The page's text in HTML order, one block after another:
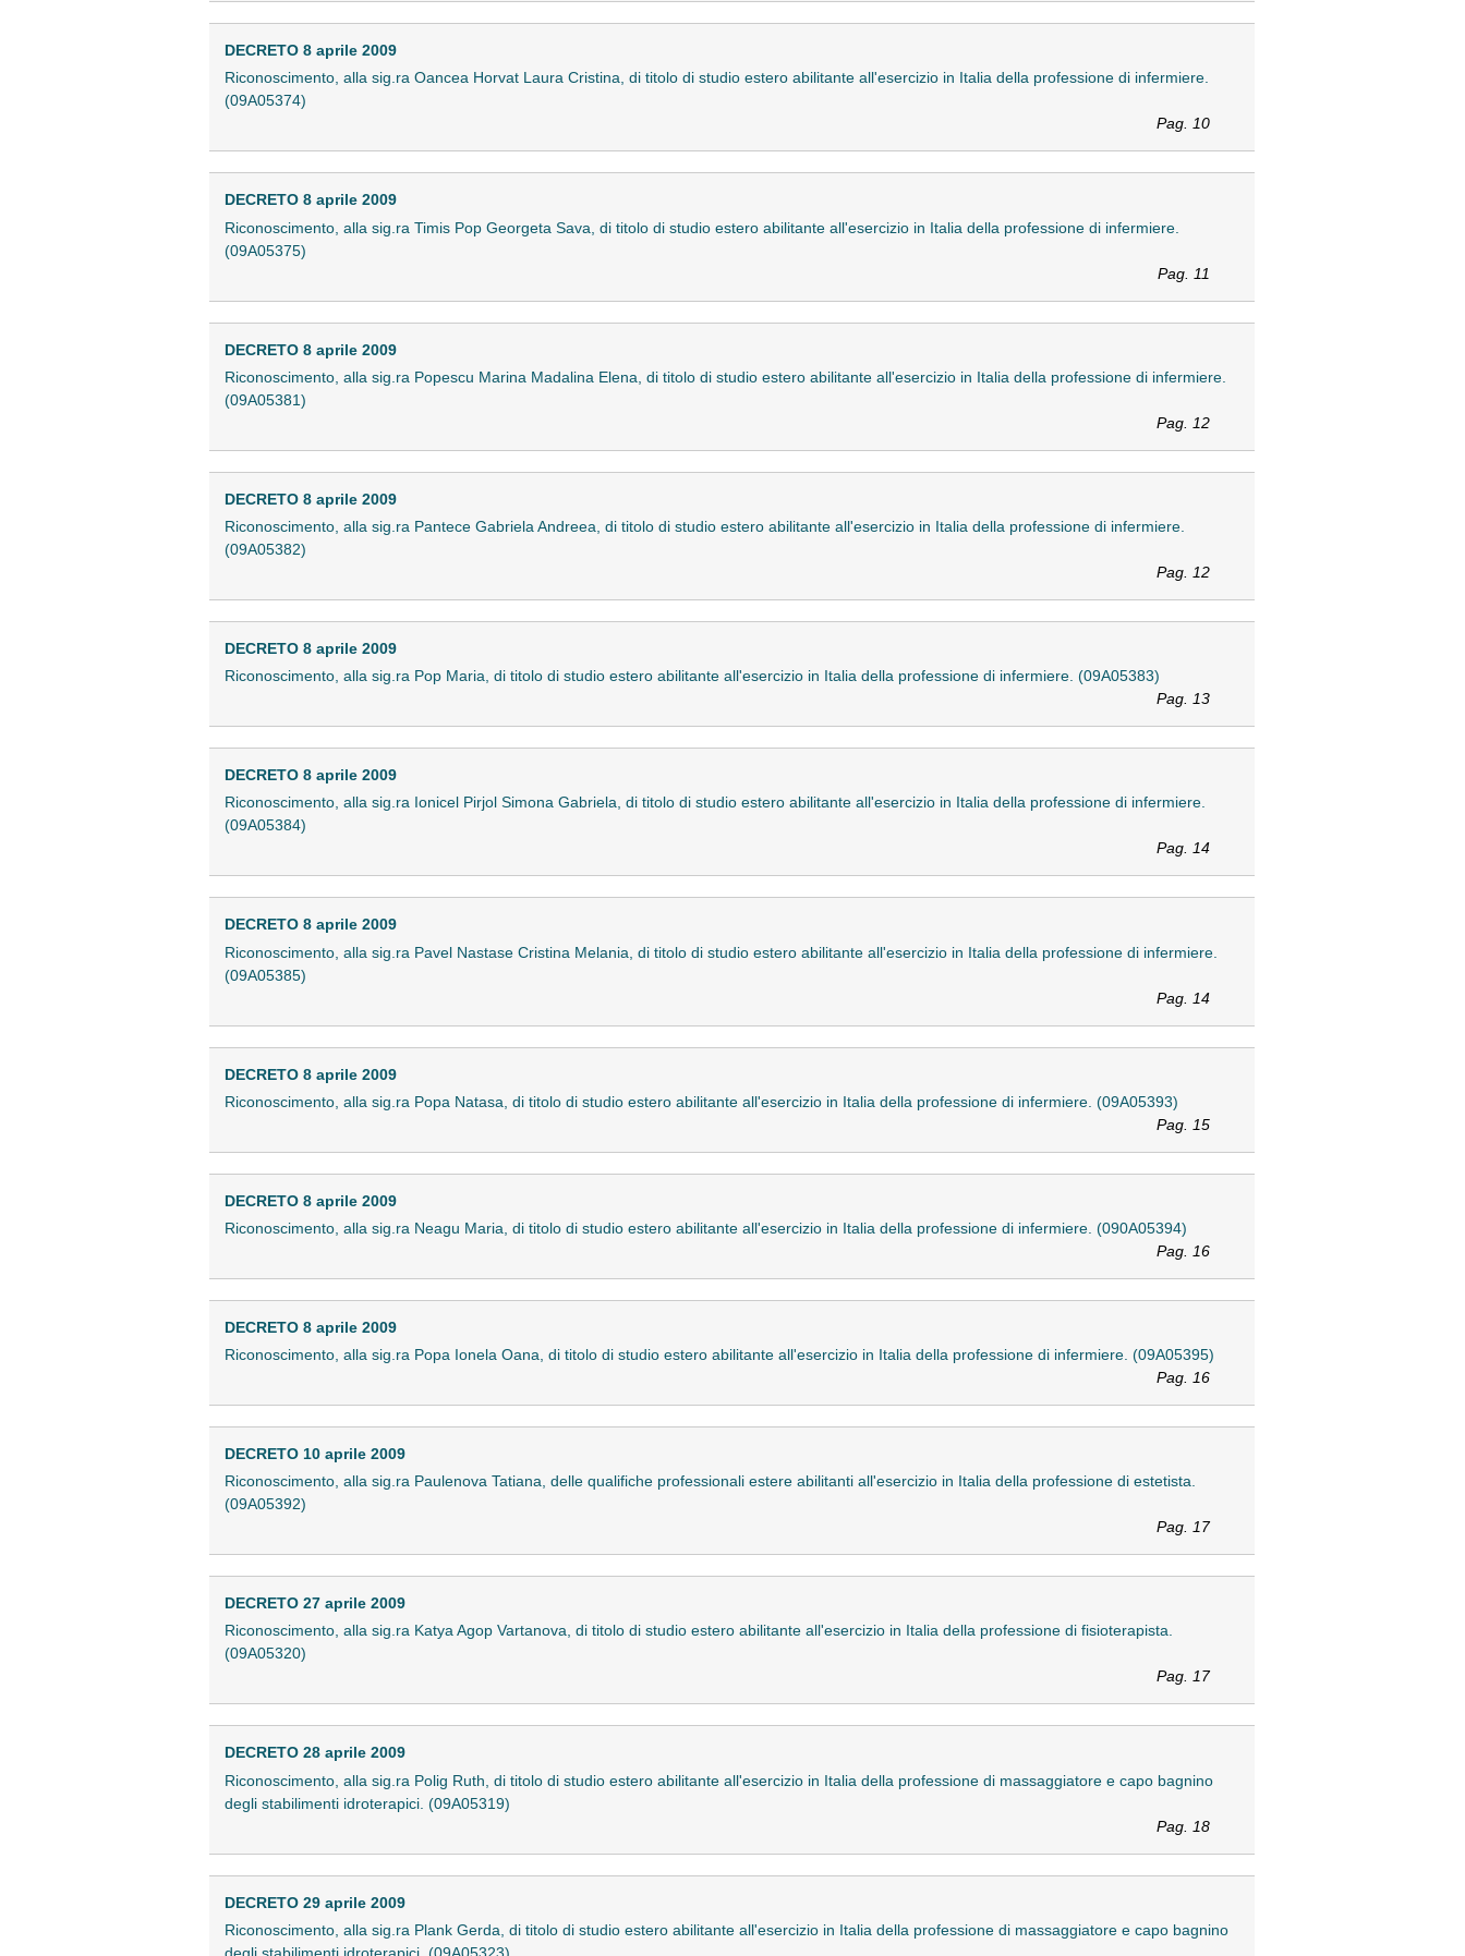
DECRETO 8 aprile 2009
Riconoscimento, alla sig.ra Oancea Horvat Laura Cristina, di titolo di studio estero abilitante all'esercizio in Italia della professione di infermiere.
(09A05374)
Pag. 10
DECRETO 8 aprile 2009
Riconoscimento, alla sig.ra Timis Pop Georgeta Sava, di titolo di studio estero abilitante all'esercizio in Italia della professione di infermiere.
(09A05375)
Pag. 11
DECRETO 8 aprile 2009
Riconoscimento, alla sig.ra Popescu Marina Madalina Elena, di titolo di studio estero abilitante all'esercizio in Italia della professione di infermiere.
(09A05381)
Pag. 12
DECRETO 8 aprile 2009
Riconoscimento, alla sig.ra Pantece Gabriela Andreea, di titolo di studio estero abilitante all'esercizio in Italia della professione di infermiere.
(09A05382)
Pag. 12
DECRETO 8 aprile 2009
Riconoscimento, alla sig.ra Pop Maria, di titolo di studio estero abilitante all'esercizio in Italia della professione di infermiere. (09A05383)
Pag. 13
DECRETO 8 aprile 2009
Riconoscimento, alla sig.ra Ionicel Pirjol Simona Gabriela, di titolo di studio estero abilitante all'esercizio in Italia della professione di infermiere.
(09A05384)
Pag. 14
DECRETO 8 aprile 2009
Riconoscimento, alla sig.ra Pavel Nastase Cristina Melania, di titolo di studio estero abilitante all'esercizio in Italia della professione di infermiere.
(09A05385)
Pag. 14
DECRETO 8 aprile 2009
Riconoscimento, alla sig.ra Popa Natasa, di titolo di studio estero abilitante all'esercizio in Italia della professione di infermiere. (09A05393)
Pag. 15
DECRETO 8 aprile 2009
Riconoscimento, alla sig.ra Neagu Maria, di titolo di studio estero abilitante all'esercizio in Italia della professione di infermiere. (090A05394)
Pag. 16
DECRETO 8 aprile 2009
Riconoscimento, alla sig.ra Popa Ionela Oana, di titolo di studio estero abilitante all'esercizio in Italia della professione di infermiere. (09A05395)
Pag. 16
DECRETO 10 aprile 2009
Riconoscimento, alla sig.ra Paulenova Tatiana, delle qualifiche professionali estere abilitanti all'esercizio in Italia della professione di estetista.
(09A05392)
Pag. 17
DECRETO 27 aprile 2009
Riconoscimento, alla sig.ra Katya Agop Vartanova, di titolo di studio estero abilitante all'esercizio in Italia della professione di fisioterapista.
(09A05320)
Pag. 17
DECRETO 28 aprile 2009
Riconoscimento, alla sig.ra Polig Ruth, di titolo di studio estero abilitante all'esercizio in Italia della professione di massaggiatore e capo bagnino
degli stabilimenti idroterapici. (09A05319)
Pag. 18
DECRETO 29 aprile 2009
Riconoscimento, alla sig.ra Plank Gerda, di titolo di studio estero abilitante all'esercizio in Italia della professione di massaggiatore e capo bagnino